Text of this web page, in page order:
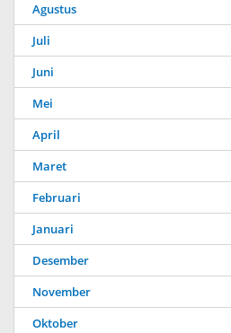
Agustus
Juli
Juni
Mei
April
Maret
Februari
Januari
Desember
November
Oktober